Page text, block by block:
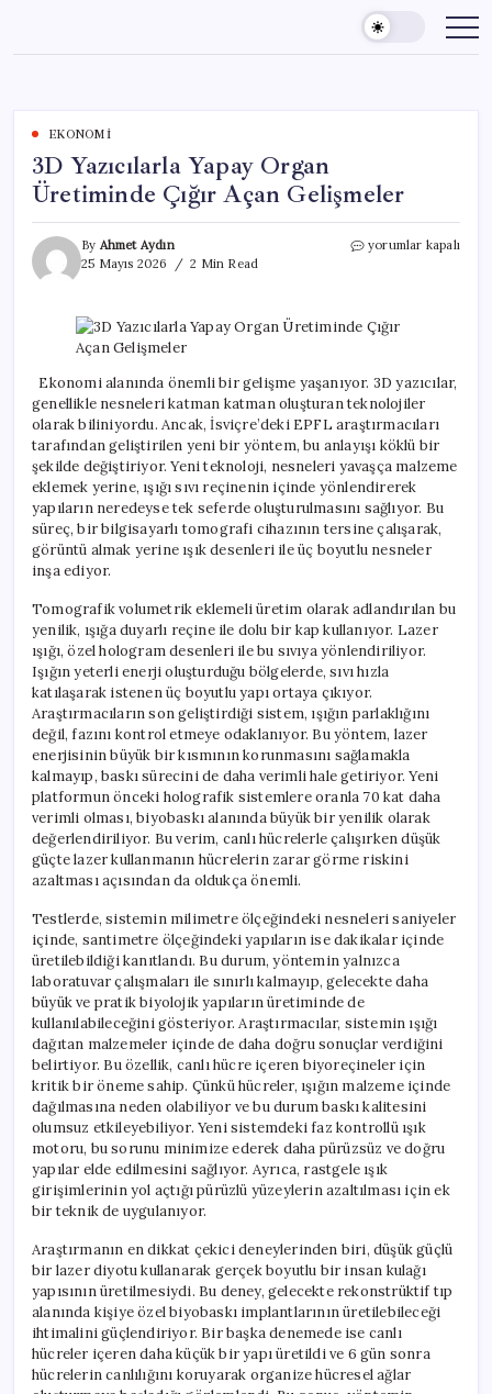
content
EKONOMI
3D Yazıcılarla Yapay Organ
Üretiminde Çığır Açan Gelişmeler
By Ahmet Aydın
25 Mayıs 2026
2 Min Read
3D
Üretiminde
Çığır
Gelişmeler
için
yorumlar kapalı
Ekonomi alanında önemli bir gelişme yaşanıyor. 3D yazıcılar,
genellikle nesneleri katman katman oluşturan teknolojiler
olarak biliniyordu. Ancak, İsviçre’deki EPFL araştırmacıları
tarafından geliştirilen yeni bir yöntem, bu anlayışı köklü bir
şekilde değiştiriyor. Yeni teknoloji, nesneleri yavaşça malzeme
eklemek yerine, ışığı sıvı reçinenin içinde yönlendirerek
yapıların neredeyse tek seferde oluşturulmasını sağlıyor. Bu
süreç, bir bilgisayarlı tomografi cihazının tersine çalışarak,
görüntü almak yerine ışık desenleri ile üç boyutlu nesneler
inşa ediyor.
Tomografik volumetrik eklemeli üretim olarak adlandırılan bu
yenilik, ışığa duyarlı reçine ile dolu bir kap kullanıyor. Lazer
ışığı, özel hologram desenleri ile bu sıvıya yönlendiriliyor.
Işığın yeterli enerji oluşturduğu bölgelerde, sıvı hızla
katılaşarak istenen üç boyutlu yapı ortaya çıkıyor.
Araştırmacıların son geliştirdiği sistem, ışığın parlaklığını
değil, fazını kontrol etmeye odaklanıyor. Bu yöntem, lazer
enerjisinin büyük bir kısmının korunmasını sağlamakla
kalmayıp, baskı sürecini de daha verimli hale getiriyor. Yeni
platformun önceki holografik sistemlere oranla 70 kat daha
verimli olması, biyobaskı alanında büyük bir yenilik olarak
değerlendiriliyor. Bu verim, canlı hücrelerle çalışırken düşük
güçte lazer kullanmanın hücrelerin zarar görme riskini
azaltması açısından da oldukça önemli.
Testlerde, sistemin milimetre ölçeğindeki nesneleri saniyeler
içinde, santimetre ölçeğindeki yapıların ise dakikalar içinde
üretilebildiği kanıtlandı. Bu durum, yöntemin yalnızca
laboratuvar çalışmaları ile sınırlı kalmayıp, gelecekte daha
büyük ve pratik biyolojik yapıların üretiminde de
kullanılabileceğini gösteriyor. Araştırmacılar, sistemin ışığı
dağıtan malzemeler içinde de daha doğru sonuçlar verdiğini
belirtiyor. Bu özellik, canlı hücre içeren biyoreçineler için
kritik bir öneme sahip. Çünkü hücreler, ışığın malzeme içinde
dağılmasına neden olabiliyor ve bu durum baskı kalitesini
olumsuz etkileyebiliyor. Yeni sistemdeki faz kontrollü ışık
motoru, bu sorunu minimize ederek daha pürüzsüz ve doğru
yapılar elde edilmesini sağlıyor. Ayrıca, rastgele ışık
girişimlerinin yol açtığı pürüzlü yüzeylerin azaltılması için ek
bir teknik de uygulanıyor.
Araştırmanın en dikkat çekici deneylerinden biri, düşük güçlü
bir lazer diyotu kullanarak gerçek boyutlu bir insan kulağı
yapısının üretilmesiydi. Bu deney, gelecekte rekonstrüktif tıp
alanında kişiye özel biyobaskı implantlarının üretilebileceği
ihtimalini güçlendiriyor. Bir başka denemede ise canlı
hücreler içeren daha küçük bir yapı üretildi ve 6 gün sonra
hücrelerin canlılığını koruyarak organize hücresel ağlar